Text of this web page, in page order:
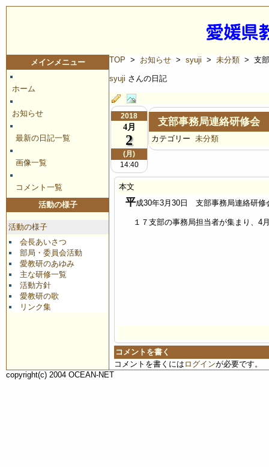
メインメニュー
ホーム
お知らせ
最新の日記一覧
画像一覧
コメント一覧
活動の様子
活動の様子
会長あいさつ
部局・委員会活動
愛教研のあゆみ
主な研修一覧
活動方針
愛教研の歌
リンク集
TOP > お知らせ > syuji > 未分類 > 支
syuji さんの日記
2018
4月
2
(月)
14:40
支部事務局連絡研修会
カテゴリー 未分類
本文
平成30年3月30日 支部事務局連絡研修
１７支部の事務局担当者が集まり、4
コメントを書く
コメントを書くには ログインが必要です。
copyright(c) 2004 OCEAN-NET